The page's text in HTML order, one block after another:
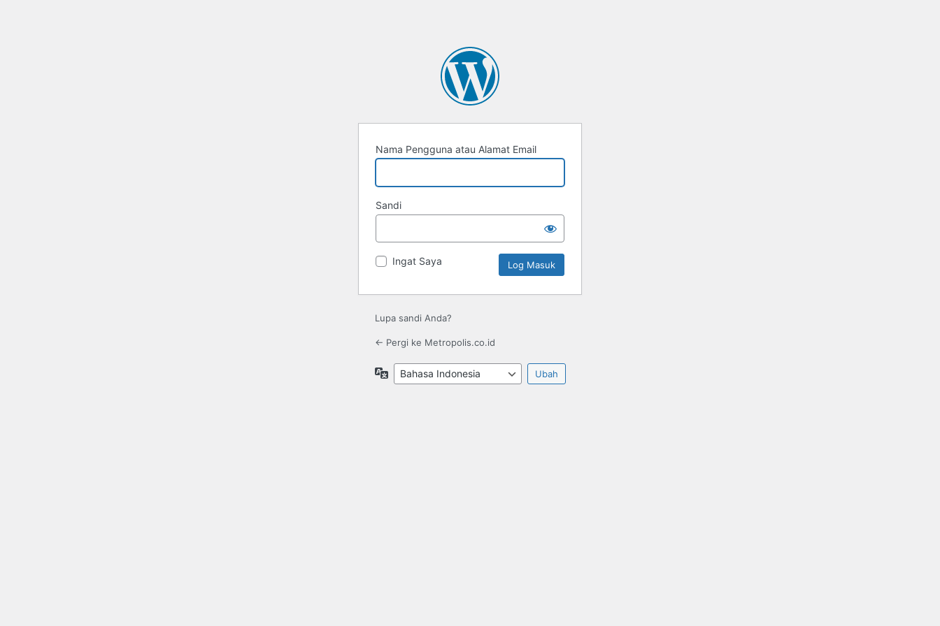
Nama Pengguna atau Alamat Email
Sandi
Ingat Saya
Lupa sandi Anda?
← Pergi ke Metropolis.co.id
Bahasa